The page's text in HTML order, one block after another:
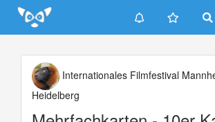
Update cookies preferences
Internationales Filmfestival
Heidelberg